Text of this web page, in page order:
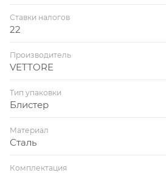
Ставки налогов
22
Производитель
VETTORE
Тип упаковки
Блистер
Материал
Сталь
Комплектация